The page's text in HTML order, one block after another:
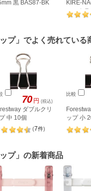
黒 BAS87-BK
KIRE-
ールカ
ップ」でよく売れている
70 円 (税込)
ダブルクリ
中 10個
(7件)
比較
ップ 小
ップ」の新着商品